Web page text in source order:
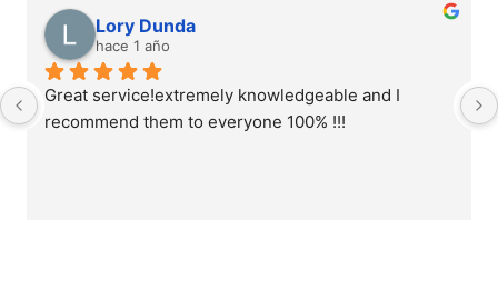
Lory Dunda
hace 1 año
Great service!extremely knowledgeable and I
recommend them to everyone 100% !!!